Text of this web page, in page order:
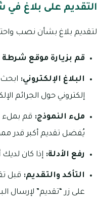
التقديم على بلاغ
لتقديم بلاغ بشأن نصب
قم بزيارة موقع شرطة
البلاغ الإلكتروني:
إلكتروني حول الجرائم
ملء النموذج: قم بملء
يُفضل تقديم أكبر قدر
رفع الأدلة: إذا كان
التأكد والتقديم: قبل
على زر “تقديم” لإرسال